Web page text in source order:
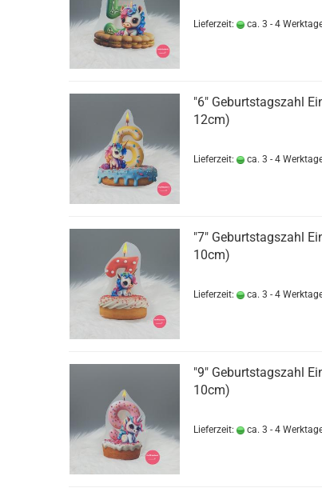
Lieferzeit: ca. 3 - 4
"6" Geburtstagszahl
12cm)
Lieferzeit: ca. 3 - 4
"7" Geburtstagszahl
10cm)
Lieferzeit: ca. 3 - 4
"9" Geburtstagszahl
10cm)
Lieferzeit: ca. 3 - 4